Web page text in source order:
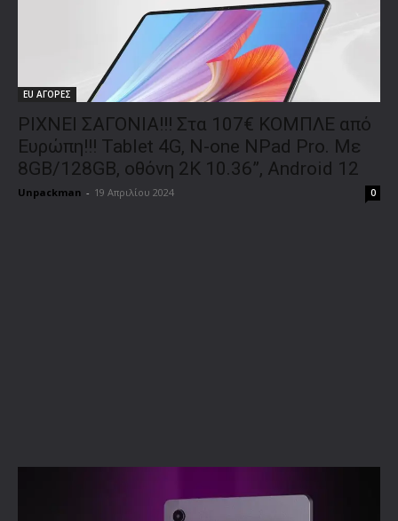
EU ΑΓΟΡΕΣ
ΡΙΧΝΕΙ ΣΑΓΟΝΙΑ!!! Στα 107€ ΚΟΜΠΛΕ από
Ευρώπη!!! Tablet 4G, N-one NPad Pro. Με
8GB/128GB, οθόνη 2K 10.36”, Android 12
Unpackman - 19 Απριλίου 2024 0